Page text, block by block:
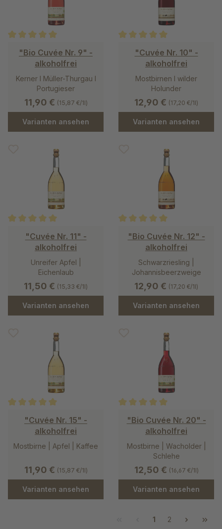
Durchschnittliche Bewertung von 5 von 5 Sternen
"Bio Cuvée Nr. 9" -
alkoholfrei
Kerner l Müller-Thurgau l
Portugieser
11,90 € (15,87 €/1l)
Varianten ansehen
Durchschnittliche Bewertung
"Cuvée Nr. 10" -
alkoholfrei
Mostbirnen l wilder
Holunder
12,90 € (17,20 €/1l)
Varianten ansehen
Durchschnittliche Bewertung von 5 von 5 Sternen
"Cuvée Nr. 11" -
alkoholfrei
Unreifer Apfel |
Eichenlaub
11,50 € (15,33 €/1l)
Varianten ansehen
Durchschnittliche Bewertung
"Bio Cuvée Nr. 12" -
alkoholfrei
Schwarzriesling |
Johannisbeerzweige
12,90 € (17,20 €/1l)
Varianten ansehen
Durchschnittliche Bewertung von 5 von 5 Sternen
"Cuvée Nr. 15" -
alkoholfrei
Mostbirne | Apfel | Kaffee
11,90 € (15,87 €/1l)
Varianten ansehen
Durchschnittliche Bewertung
"Bio Cuvée Nr. 20" -
alkoholfrei
Mostbirne | Wacholder |
Schlehe
12,50 € (16,67 €/1l)
Varianten ansehen
1 2